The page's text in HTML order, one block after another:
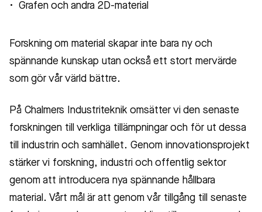
Grafen och andra 2D-material
Forskning om material skapar inte bara ny och
spännande kunskap utan också ett stort mervärde
som gör vår värld bättre.
På Chalmers Industriteknik omsätter vi den senaste
forskningen till verkliga tillämpningar och för ut dessa
till industrin och samhället. Genom innovationsprojekt
stärker vi forskning, industri och offentlig sektor
genom att introducera nya spännande hållbara
material. Vårt mål är att genom vår tillgång till senaste